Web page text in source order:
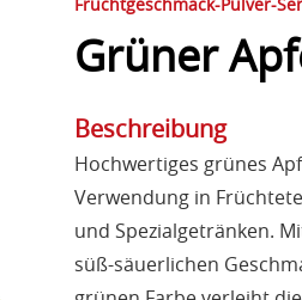
Fruchtgeschmack-Pulver-
Grüner
Beschreibung
Hochwertiges grünes
Verwendung in
und Spezialgetränken.
süß-säuerlichen